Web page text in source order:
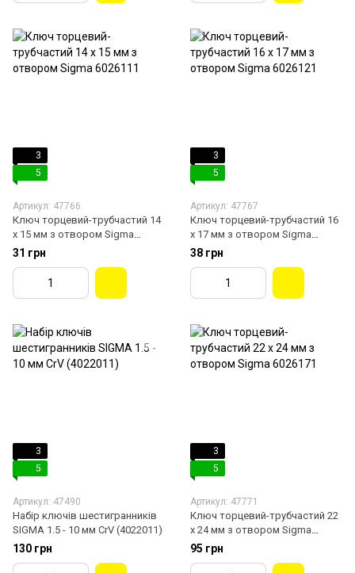
3
5
Артикул: 47766
Ключ торцевий-трубчастий 14
х 15 мм з отвором Sigma
6026111
31 грн
3
5
Артикул: 47767
Ключ торцевий-трубчастий 16
х 17 мм з отвором Sigma
6026121
38 грн
3
5
Артикул: 47490
Набір ключів шестигранників
SIGMA 1.5 - 10 мм CrV (4022011)
130 грн
3
5
Артикул: 47771
Ключ торцевий-трубчастий 22
х 24 мм з отвором Sigma
6026171
95 грн